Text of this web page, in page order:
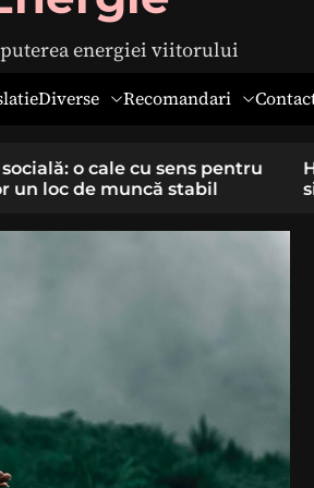
puterea energiei viitorului
Diverse Recomandari
la adulți: cauze,
și tratament chirurgical